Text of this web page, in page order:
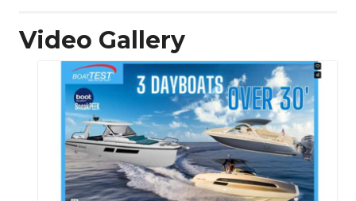
Video Gallery